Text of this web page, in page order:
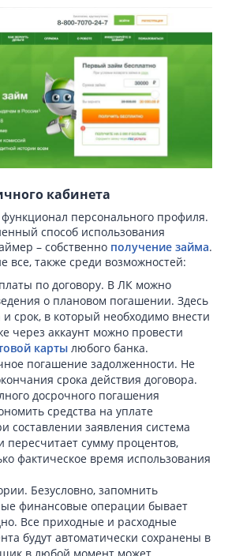
кабинета
персонального профиля.
способ использования
– собственно получение займа.
все, также среди возможностей:
по договору. В ЛК можно
о плановом погашении. Здесь
и срок, в который необходимо внести
через аккаунт можно провести
карты любого банка.
погашение задолженности. Не
срока действия договора.
досрочного погашения
средства на уплате
составлении заявления система
пересчитает сумму процентов,
фактическое время использования
Безусловно, запомнить
финансовые операции бывает
Все приходные и расходные
будут автоматически сохранены в